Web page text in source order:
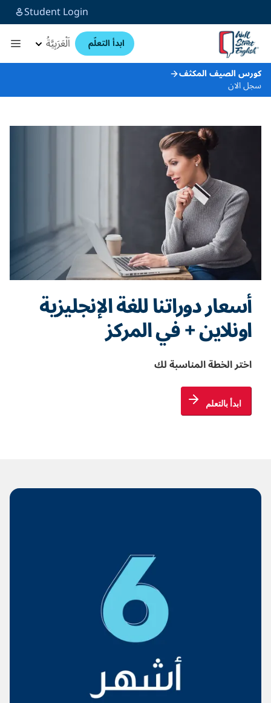
Student Login
ابدأ التعلّم اَلْعَرَبِيَّةُ
كورس الصيف المكثف
سجل الان
أسعار دوراتنا للغة الإنجليزية
اونلاين + في المركز
اختر الخطة المناسبة لك
ابدأ بالتعلم